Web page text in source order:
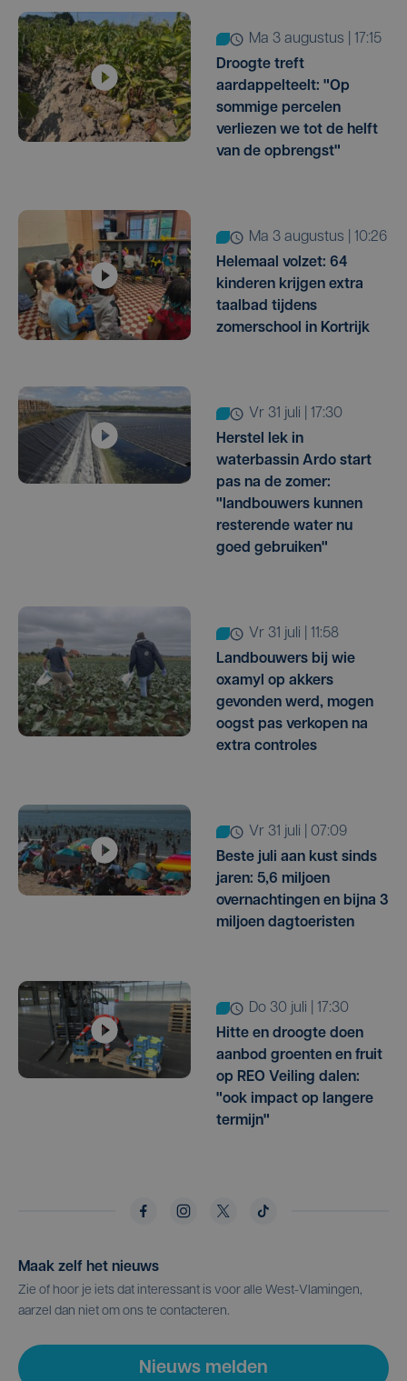
ma 3 augustus | 17:15
Droogte treft
aardappelteelt: "Op
sommige percelen
verliezen we tot de helft
van de opbrengst"
ma 3 augustus | 10:26
Helemaal volzet: 64
kinderen krijgen extra
taalbad tijdens
zomerschool in Kortrijk
vr 31 juli | 17:30
Herstel lek in
waterbassin Ardo start
pas na de zomer:
"landbouwers kunnen
resterende water nu
goed gebruiken"
vr 31 juli | 11:58
Landbouwers bij wie
oxamyl op akkers
gevonden werd, mogen
oogst pas verkopen na
extra controles
vr 31 juli | 07:09
Beste juli aan kust sinds
jaren: 5,6 miljoen
overnachtingen en bijna 3
miljoen dagtoeristen
do 30 juli | 17:30
Hitte en droogte doen
aanbod groenten en fruit
op REO Veiling dalen:
"ook impact op langere
termijn"
Maak zelf het nieuws
Zie of hoor je iets dat interessant is voor alle West-Vlamingen,
aarzel dan niet om ons te contacteren.
Nieuws melden